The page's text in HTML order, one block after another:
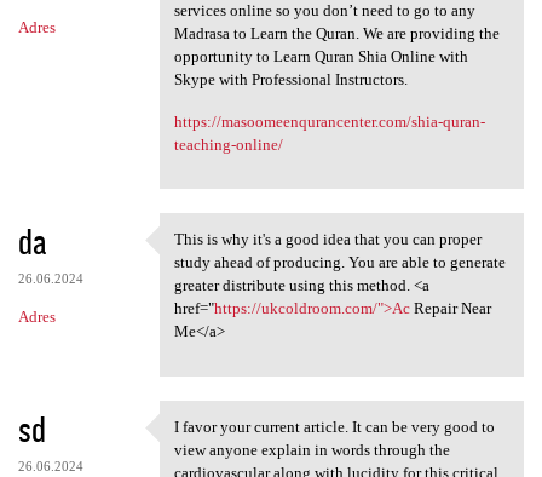
Adres
services online so you don’t need to go to any
Madrasa to Learn the Quran. We are providing the
opportunity to Learn Quran Shia Online with
Skype with Professional Instructors.
https://masoomeenqurancenter.com/shia-quran-
teaching-online/
da
26.06.2024
Adres
This is why it's a good idea
This is why it's a good idea that you can proper
study ahead of producing. You are able to generate
greater distribute using this method. <a
href="https://ukcoldroom.com/">AcRepair Near
Me</a>
sd
26.06.2024
I favor your current article.
I favor your current article. It can be very good to
view anyone explain in words through the
cardiovascular along with lucidity for this critical